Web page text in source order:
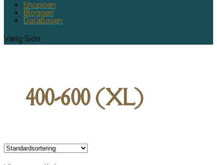
Shoppen
Bloggen
Databasen
Vælg Side
400-600 (XL)